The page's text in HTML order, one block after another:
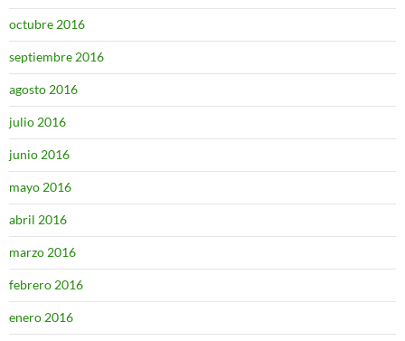
octubre 2016
septiembre 2016
agosto 2016
julio 2016
junio 2016
mayo 2016
abril 2016
marzo 2016
febrero 2016
enero 2016